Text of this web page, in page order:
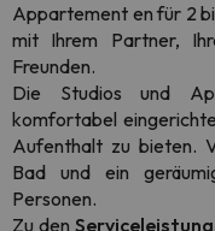
Appartement en für 2
mit Ihrem Partner,
Freunden.
Die Studios und
komfortabel
Aufenthalt zu bieten.
Bad und ein
Personen.
Zu den